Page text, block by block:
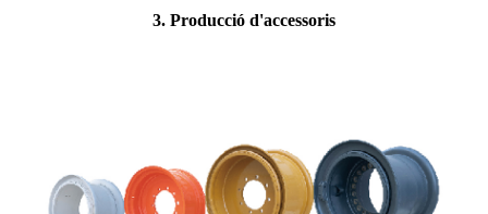
3. Producció d'accessoris